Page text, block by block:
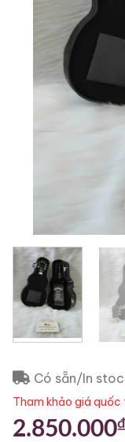
Có sẵn/In
Tham khảo giá
2.850.000₫